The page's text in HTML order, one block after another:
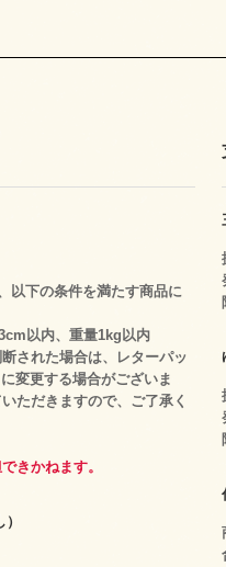
以下の条件を満たす商品に
以内、重量1kg以内
された場合は、レターパッ
変更する場合がございま
ただきますので、ご了承く
きかねます。